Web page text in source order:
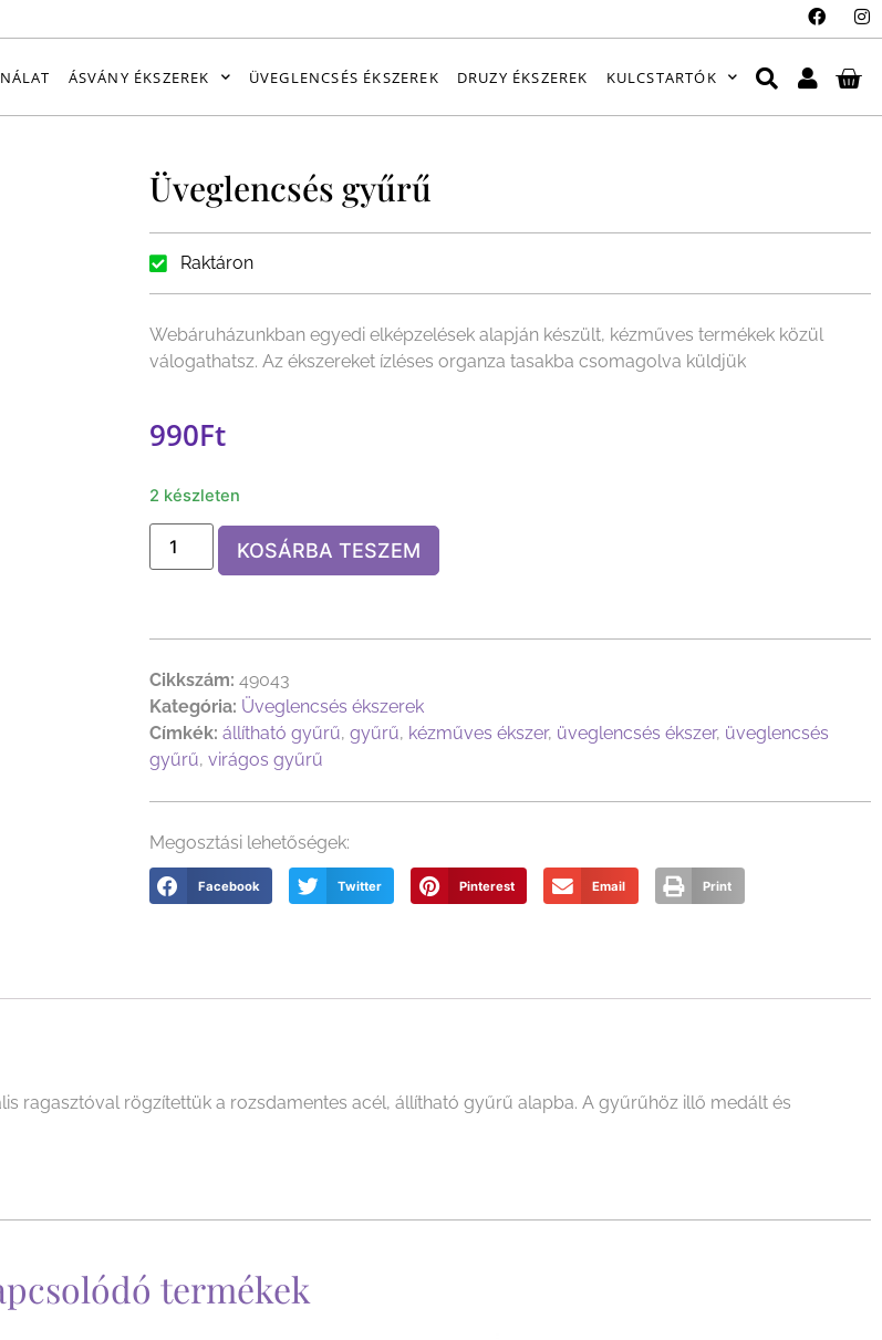
ÁSVÁNY ÉKSZEREK ÜVEGLENCSÉS ÉKSZEREK DRUZY ÉKSZEREK KULCSTARTÓK
Üveglencsés gyűrű
Raktáron
Webáruházunkban egyedi elképzelések alapján készült, kézműves termékek közül
válogathatsz. Az ékszereket ízléses organza tasakba csomagolva küldjük
990Ft
2 készleten
KOSÁRBA TESZEM
Cikkszám: 49043
Kategória: Üveglencsés ékszerek
Címkék: állítható gyűrű, gyűrű, kézműves ékszer, üveglencsés ékszer, üveglencsés
gyűrű, virágos gyűrű
Megosztási lehetőségek:
Facebook Twitter Pinterest Email Print
ragasztóval rögzítettük a rozsdamentes acél, állítható gyűrű alapba. A gyűrűhöz illő medált és
termékek